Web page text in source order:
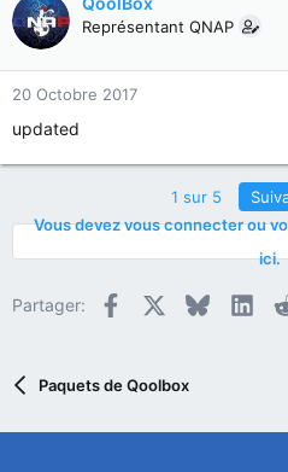
Représentant QNAP
20 Octobre 2017
updated
1 sur 5
Vous devez vous connecter ou
ici.
Partager: Facebook Bluesky
Paquets de Qoolbox